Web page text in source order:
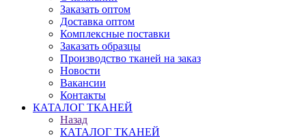
Заказать оптом
Доставка оптом
Комплексные поставки
Заказать образцы
Производство тканей на заказ
Новости
Вакансии
Контакты
КАТАЛОГ ТКАНЕЙ
Назад
КАТАЛОГ ТКАНЕЙ